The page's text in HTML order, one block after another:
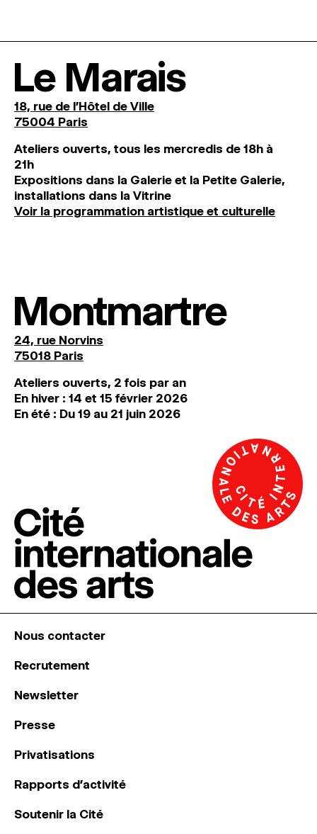
Le Marais
18, rue de l'Hôtel de Ville
75004 Paris
Ateliers ouverts, tous les mercredis de 18h à
21h
Expositions dans la Galerie et la Petite Galerie,
installations dans la Vitrine
Voir la programmation artistique et culturelle
Montmartre
24, rue Norvins
75018 Paris
Ateliers ouverts, 2 fois par an
En hiver : 14 et 15 février 2026
En été : Du 19 au 21 juin 2026
Nous contacter
Recrutement
Newsletter
Presse
Privatisations
Rapports d’activité
Soutenir la Cité